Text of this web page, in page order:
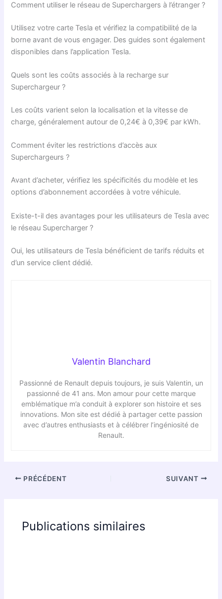
Comment utiliser le réseau de Superchargers à l’étranger ?
Utilisez votre carte Tesla et vérifiez la compatibilité de la
borne avant de vous engager. Des guides sont également
disponibles dans l’application Tesla.
Quels sont les coûts associés à la recharge sur
Superchargeur ?
Les coûts varient selon la localisation et la vitesse de
charge, généralement autour de 0,24€ à 0,39€ par kWh.
Comment éviter les restrictions d’accès aux
Superchargeurs ?
Avant d’acheter, vérifiez les spécificités du modèle et les
options d’abonnement accordées à votre véhicule.
Existe-t-il des avantages pour les utilisateurs de Tesla avec
le réseau Supercharger ?
Oui, les utilisateurs de Tesla bénéficient de tarifs réduits et
d’un service client dédié.
Valentin Blanchard
Passionné de Renault depuis toujours, je suis Valentin, un
passionné de 41 ans. Mon amour pour cette marque
emblématique m’a conduit à explorer son histoire et ses
innovations. Mon site est dédié à partager cette passion
avec d’autres enthusiasts et à célébrer l’ingéniosité de
Renault.
PRÉCÉDENT SUIVANT
Publications similaires